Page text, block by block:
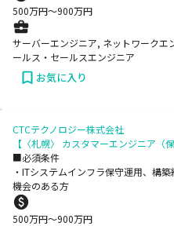
500万円〜900万円
サーバーエンジニア, ネットワーク
ールス・セールスエンジニア
お気に入り
CTCテクノロジー株式会社
【〈札幌〉 カスタマーエンジニア（
■必須条件
・ITシステムインフラ保守運用、構
機会のある方
500万円〜900万円